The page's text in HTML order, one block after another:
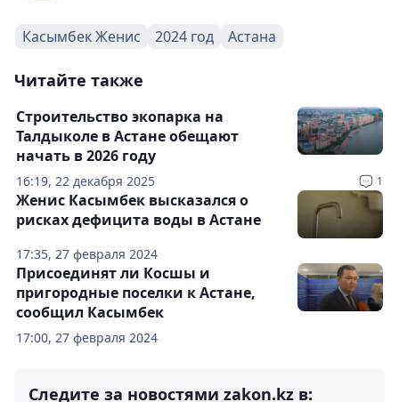
Касымбек Женис 2024 год Астана
Читайте также
16:19, 22 декабря 2025 1
Строительство экопарка на
Талдыколе в Астане обещают
начать в 2026 году
17:35, 27 февраля 2024
Женис Касымбек высказался о
рисках дефицита воды в Астане
17:00, 27 февраля 2024
Присоединят ли Косшы и
пригородные поселки к Астане,
сообщил Касымбек
Следите за новостями zakon.kz в: